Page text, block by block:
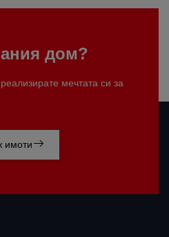
дом?
мечтата си за
имоти